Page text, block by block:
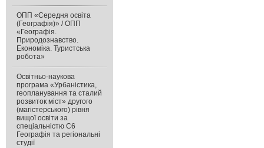
ОПП «Середня освіта
(Географія)» / ОПП
«Географія.
Природознавство.
Економіка. Туристська
робота»
Освітньо-наукова
програма «Урбаністика,
геопланування та сталий
розвиток міст» другого
(магістерського) рівня
вищої освіти за
спеціальністю С6
Географія та регіональні
студії